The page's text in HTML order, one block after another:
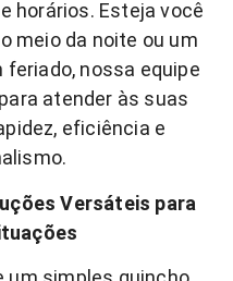
horários. Esteja você
meio da noite ou um
nossa equipe
atender às suas
eficiência e
Versáteis para